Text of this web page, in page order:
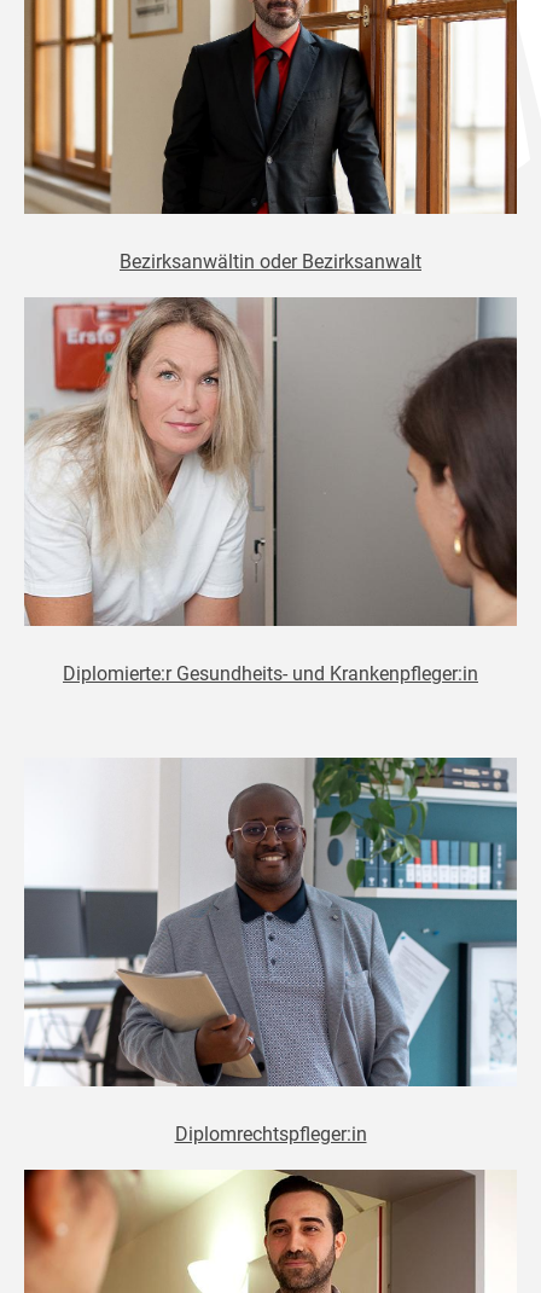
Bezirksanwältin oder Bezirksanwalt
Diplomierte:r Gesundheits- und Krankenpfleger:in
Diplomrechtspfleger:in